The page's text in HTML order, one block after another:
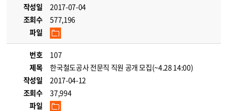
작성일
2017-07-04
조회수
577,196
파일
번호
107
제목
한국철도공사 전문직 직원 공개 모집(~4.28 14:00)
작성일
2017-04-12
조회수
37,994
파일